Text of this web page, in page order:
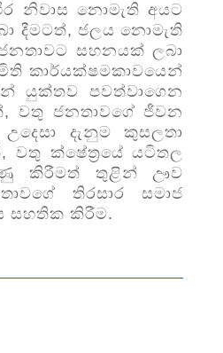
නිවාස නොමැති අයට
දීමටත්, ජලය නොමැති
සහනයක් ලබා
කාර්යක්ෂමකාවයෙන්
යුක්තව පවත්වාගෙන
වතු ජනතාවගේ ජීවන
දැනුම කුසලතා
වතු ක්ෂේත්‍රයේ යටිතල
කිරීමත් තුළින් ඌව
තිරසාර සමාජ
සහතික කිරීම.